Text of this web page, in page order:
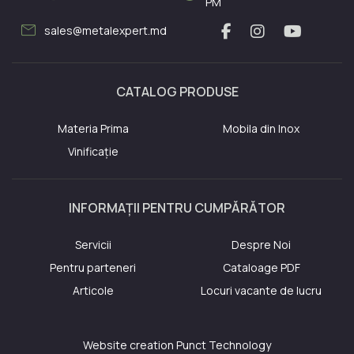
mail sales@metalexpert.md
CATALOG PRODUSE
Materia Prima
Mobila din Inox
Vinificație
INFORMAȚII PENTRU CUMPĂRĂTOR
Servicii
Despre Noi
Pentru parteneri
Cataloage PDF
Articole
Locuri vacante de lucru
Website creation Punct Technology